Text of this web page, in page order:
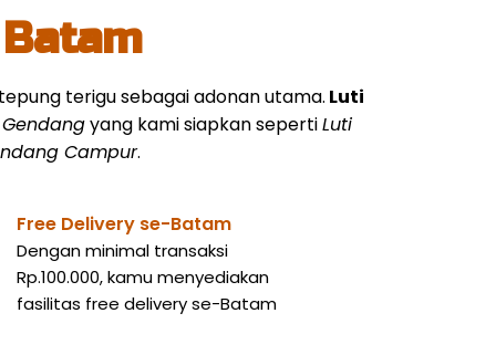
terigu sebagai adonan utama. Luti
yang kami siapkan sepertiLuti
Campur.
Free Delivery se-Batam
Dengan minimal transaksi
Rp.100.000, kamu menyediakan
fasilitas free delivery se-Batam